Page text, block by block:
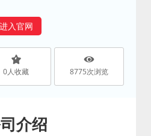
进入官网
0人收藏 8775次浏览
介绍